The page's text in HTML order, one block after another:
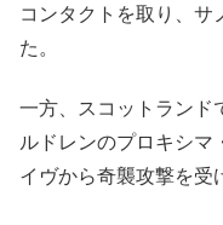
コンタクトを取り、サ
た。
一方、スコットランド
ルドレンのプロキシマ
イヴから奇襲攻撃を受